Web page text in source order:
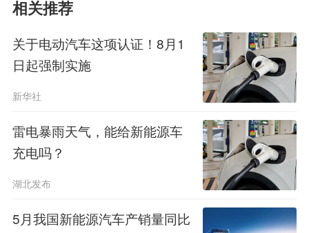
相关推荐
关于电动汽车这项认证！8月1
日起强制实施
新华社
雷电暴雨天气，能给新能源车
充电吗？
湖北发布
5月我国新能源汽车产销量同比